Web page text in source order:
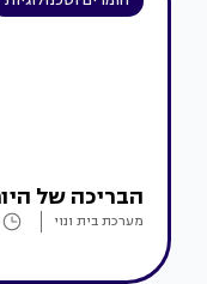
הבריכה של
מערכת בית ונוי